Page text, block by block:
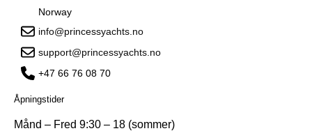
Norway
info@princessyachts.no
support@princessyachts.no
+47 66 76 08 70
Åpningstider
Månd – Fred 9:30 – 18 (sommer)